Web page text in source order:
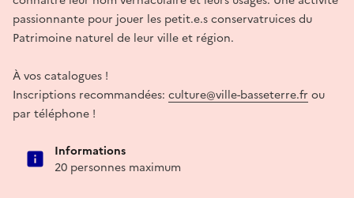
passionnante pour jouer les petit.e.s conservatruices du
Patrimoine naturel de leur ville et région.
À vos catalogues !
Inscriptions recommandées: culture@ville-basseterre.fr ou
par téléphone !
Informations
20 personnes maximum